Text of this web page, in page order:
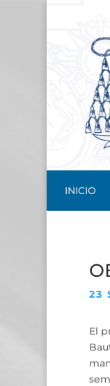
INICIO
23
El